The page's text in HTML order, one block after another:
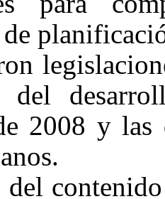
del
2008 y